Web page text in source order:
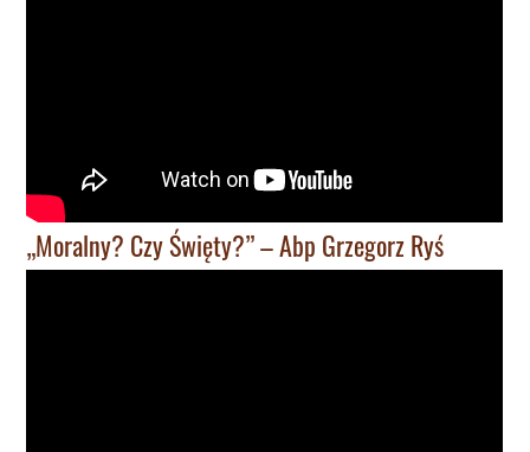
„Moralny? Czy Święty?” – Abp Grzegorz Ryś